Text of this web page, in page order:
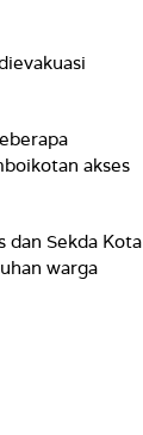
akses
dan Sekda Kota
warga